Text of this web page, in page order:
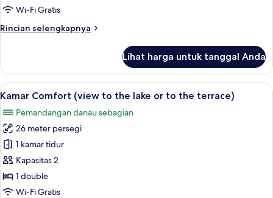
Wi-Fi Gratis
Rincian selengkapnya
Rincian
Kamar
Double
Junior
Lihat harga untuk tanggal Anda
Lihat
semua
foto
untuk
Kamar
Comfort
(view
to
Kamar Comfort (view to the lake or
11
Kamar Comfort (view to the lake or to the terrace)
Pemandangan danau sebagian
26 meter persegi
1 kamar tidur
Kapasitas 2
1 double
Wi-Fi Gratis